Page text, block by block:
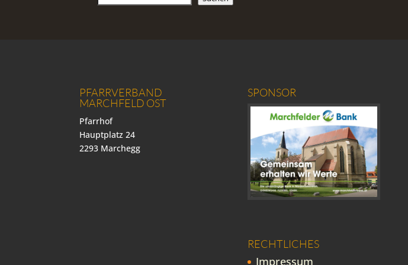
PFARRVERBAND
MARCHFELD OST
Pfarrhof
Hauptplatz 24
2293 Marchegg
SPONSOR
RECHTLICHES
Impressum